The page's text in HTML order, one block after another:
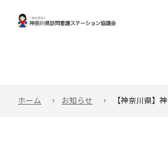
ホーム お知らせ 【神奈川県】